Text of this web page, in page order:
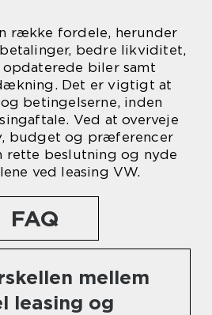
række fordele, herunder
bedre likviditet,
biler samt
Det er vigtigt at
betingelserne, inden
Ved at overveje
budget og præferencer
beslutning og nyde
ved leasing VW.
FAQ
mellem
leasing og